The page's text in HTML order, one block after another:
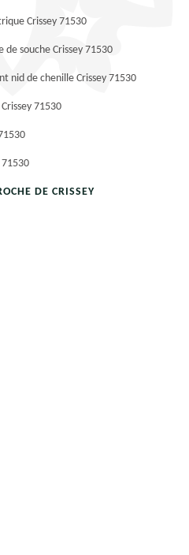
Crissey 71530
de souche Crissey 71530
nid de chenille Crissey 71530
71530
71530
DE CRISSEY